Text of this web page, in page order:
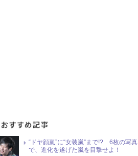
“ドヤ顔嵐”に“女装嵐”まで!? 6枚の写真
で、進化を遂げた嵐を目撃せよ！